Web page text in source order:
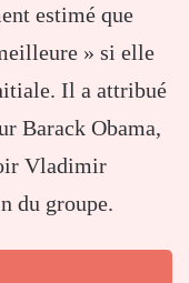
estimé que
» si elle
Il a attribué
Barack Obama,
Vladimir
du groupe.